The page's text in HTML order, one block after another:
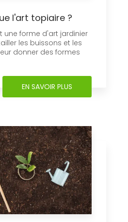
l'art topiaire ?
une forme d'art jardinier
les buissons et les
donner des formes
EN SAVOIR PLUS